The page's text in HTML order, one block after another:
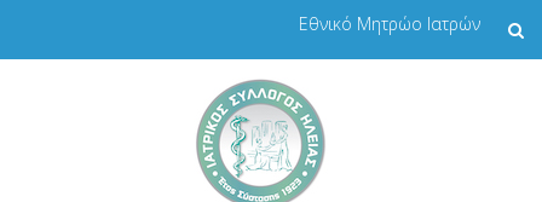
Εθνικό Μητρώο Ιατρών